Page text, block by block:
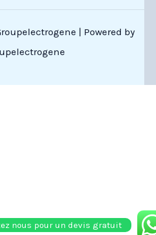
| Powered by
nous pour un devis gratuit